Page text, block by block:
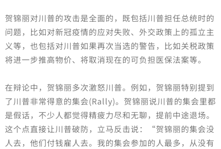
贺锦丽对川普的攻击是全面的，既包括川普担任总统时的
问题，比如对新冠疫情的应对失败、外交政策上的孤立主
义等，也包括对川普如果再次当选的警告，比如关税政策
将进一步推高物价、将取消现在的可负担医保法案等。
在辩论中，贺锦丽多次激怒川普。例如，贺锦丽特别提到
了川普非常得意的集会(Rally)。贺锦丽说川普的集会里都
是假话，不少人都觉得精疲力尽和无聊，提前中途退场。
这个点直接让川普破防，立马反击说：“贺锦丽的集会没
人去，他们付钱雇人去。我的集会参加的人最多，从没有